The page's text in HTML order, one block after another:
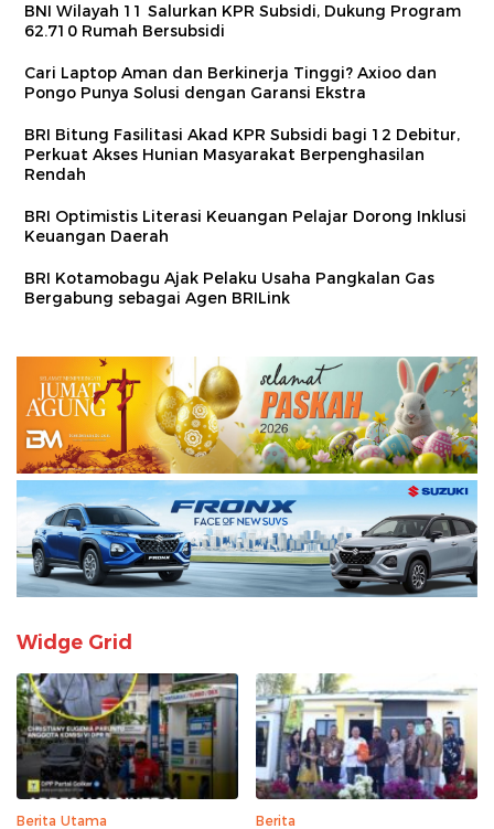
BNI Wilayah 11 Salurkan KPR Subsidi, Dukung Program
62.710 Rumah Bersubsidi
Cari Laptop Aman dan Berkinerja Tinggi? Axioo dan
Pongo Punya Solusi dengan Garansi Ekstra
BRI Bitung Fasilitasi Akad KPR Subsidi bagi 12 Debitur,
Perkuat Akses Hunian Masyarakat Berpenghasilan
Rendah
BRI Optimistis Literasi Keuangan Pelajar Dorong Inklusi
Keuangan Daerah
BRI Kotamobagu Ajak Pelaku Usaha Pangkalan Gas
Bergabung sebagai Agen BRILink
Widge Grid
Berita Utama Berita